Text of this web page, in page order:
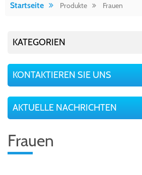
Startseite Produkte Frauen
KATEGORIEN
KONTAKTIEREN SIE UNS
AKTUELLE NACHRICHTEN
Frauen